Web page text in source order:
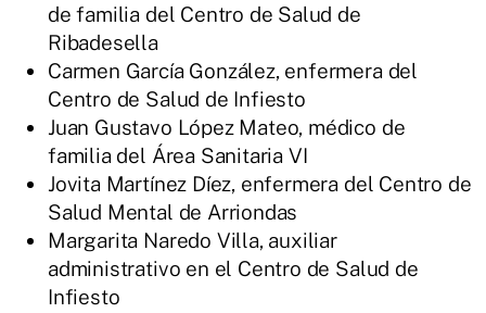
de familia del Centro de Salud de
Ribadesella
Carmen García González, enfermera del
Centro de Salud de Infiesto
Juan Gustavo López Mateo, médico de
familia del Área Sanitaria VI
Jovita Martínez Díez, enfermera del Centro de
Salud Mental de Arriondas
Margarita Naredo Villa, auxiliar
administrativo en el Centro de Salud de
Infiesto